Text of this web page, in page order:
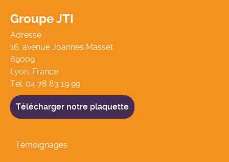
Groupe JTI
Adresse :
16, avenue Joannes Masset
69009
Lyon, France
Tel: 04 78 83 19 99
Télécharger notre plaquette
Témoignages